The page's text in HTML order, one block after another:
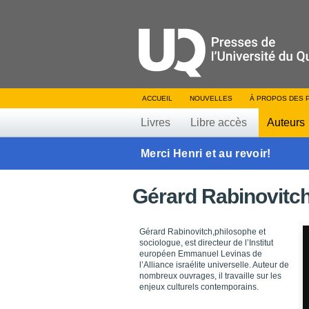
ACCUEIL NOUVELLES À PROPOS DES
Livres Libre accès Auteurs
Merci Henri et au revoir!
Gérard
Gérard Rabinovitch,philosophe et
sociologue, est directeur de l’Institut
européen Emmanuel Levinas de
l’Alliance israélite universelle. Auteur de
nombreux ouvrages, il travaille sur les
enjeux culturels contemporains.